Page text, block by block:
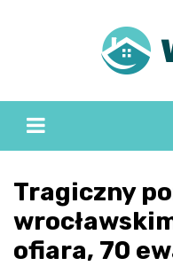
Tragiczny
ofiara, 70